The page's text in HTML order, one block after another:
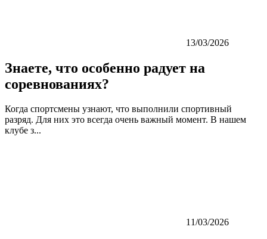
13/03/2026
Знаете, что особенно радует на
соревнованиях?
Когда спортсмены узнают, что выполнили спортивный
разряд. Для них это всегда очень важный момент. В нашем
клубе з...
11/03/2026